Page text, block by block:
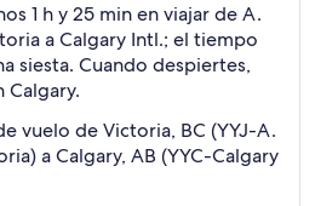
1 h y 25 min en viajar de A.
a Calgary Intl.; el tiempo
siesta. Cuando despiertes,
Calgary.
vuelo de Victoria, BC (YYJ-A.
a Calgary, AB (YYC-Calgary